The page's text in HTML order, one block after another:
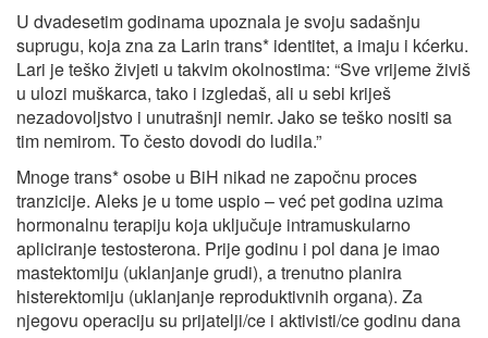
U dvadesetim godinama upoznala je svoju sadašnju
suprugu, koja zna za Larin trans* identitet, a imaju i kćerku.
Lari je teško živjeti u takvim okolnostima: “Sve vrijeme živiš
u ulozi muškarca, tako i izgledaš, ali u sebi kriješ
nezadovoljstvo i unutrašnji nemir. Jako se teško nositi sa
tim nemirom. To često dovodi do ludila.”
Mnoge trans* osobe u BiH nikad ne započnu proces
tranzicije. Aleks je u tome uspio – već pet godina uzima
hormonalnu terapiju koja uključuje intramuskularno
apliciranje testosterona. Prije godinu i pol dana je imao
mastektomiju (uklanjanje grudi), a trenutno planira
histerektomiju (uklanjanje reproduktivnih organa). Za
njegovu operaciju su prijatelji/ce i aktivisti/ce godinu dana